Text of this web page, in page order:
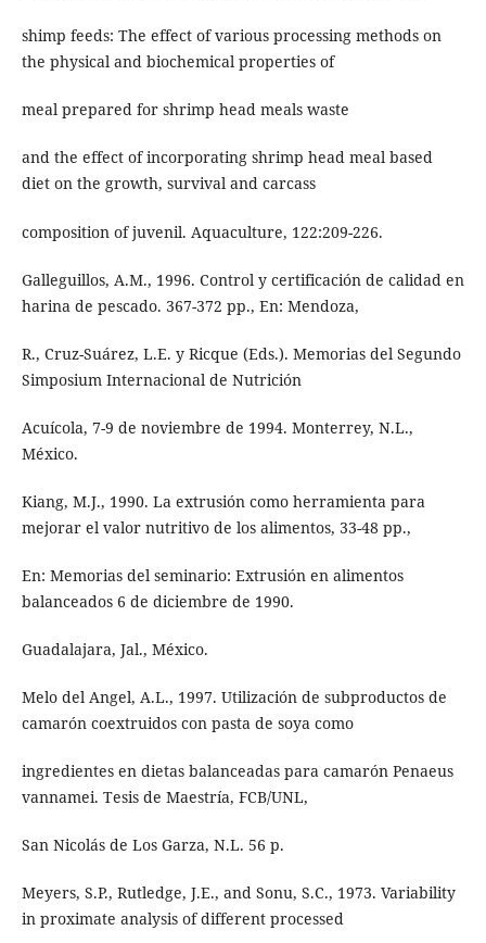
shimp feeds: The effect of various processing methods on
the physical and biochemical properties of
meal prepared for shrimp head meals waste
and the effect of incorporating shrimp head meal based
diet on the growth, survival and carcass
composition of juvenil. Aquaculture, 122:209-226.
Galleguillos, A.M., 1996. Control y certificación de calidad en
harina de pescado. 367-372 pp., En: Mendoza,
R., Cruz-Suárez, L.E. y Ricque (Eds.). Memorias del Segundo
Simposium Internacional de Nutrición
Acuícola, 7-9 de noviembre de 1994. Monterrey, N.L.,
México.
Kiang, M.J., 1990. La extrusión como herramienta para
mejorar el valor nutritivo de los alimentos, 33-48 pp.,
En: Memorias del seminario: Extrusión en alimentos
balanceados 6 de diciembre de 1990.
Guadalajara, Jal., México.
Melo del Angel, A.L., 1997. Utilización de subproductos de
camarón coextruidos con pasta de soya como
ingredientes en dietas balanceadas para camarón Penaeus
vannamei. Tesis de Maestría, FCB/UNL,
San Nicolás de Los Garza, N.L. 56 p.
Meyers, S.P., Rutledge, J.E., and Sonu, S.C., 1973. Variability
in proximate analysis of different processed